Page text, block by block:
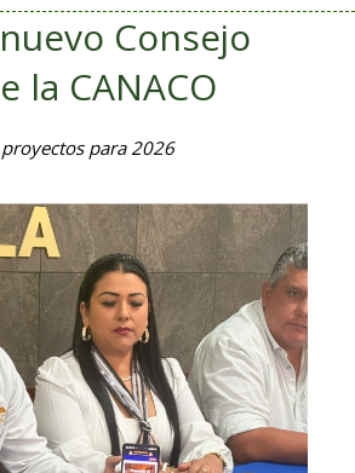
Consejo
la CANACO
para 2026